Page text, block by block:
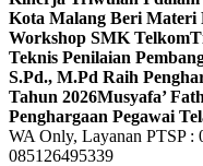
Kota Malang Beri Materi
Workshop SMK Telkom
Teknis Penilaian
S.Pd., M.Pd Raih
Tahun 2026Musyafa’
Penghargaan Pegawai
WA Only, Layanan PTSP :
085126495339